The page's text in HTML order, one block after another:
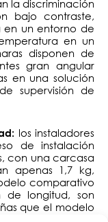
la discriminación
bajo contraste,
un entorno de
en un
disponen de
gran angular
en una solución
supervisión de
los instaladores
de instalación
con una carcasa
apenas 1,7 kg,
comparativo
de longitud, son
que el modelo